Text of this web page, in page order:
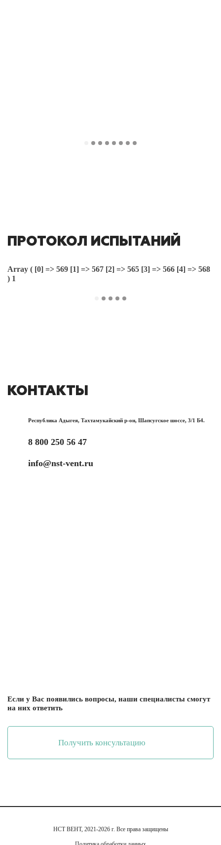
ПРОТОКОЛ ИСПЫТАНИЙ
Array ( [0] => 569 [1] => 567 [2] => 565 [3] => 566 [4] => 568
) 1
КОНТАКТЫ
Республика Адыгея, Тахтамукайский р-он, Шапсугское шоссе, 3/1 Б4.
8 800 250 56 47
info@nst-vent.ru
Если у Вас появились вопросы, наши специалисты смогут
на них ответить
Получить консультацию
НСТ ВЕНТ, 2021-2026 г. Все права защищены